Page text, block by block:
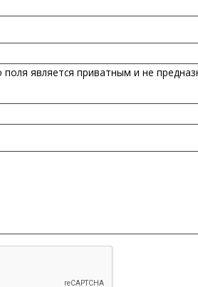
является приватным и не